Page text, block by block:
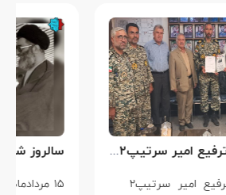
اهدای لوح تبریک ترفیع امیر سرتیپ۲ ستاد حسین صادق زاده فرمانده تیپ ۲۵ واکنش سریع شهید آبگون نزاجا مستقر در تبریز
اهدای لوح تبریک ترفیع امیر سرتیپ۲
۱۵